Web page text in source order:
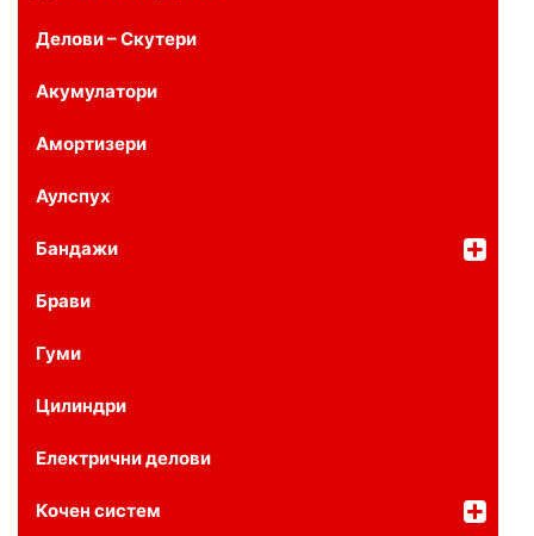
Делови – Скутери
Акумулатори
Амортизери
Аулспух
Бандажи
Брави
Гуми
Цилиндри
Електрични делови
Кочен систем